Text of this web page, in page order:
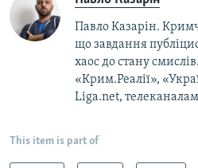
Павло Казарін.
що завдання
хаос до стану
«Крим.Реалії»,
Liga.net,
This item is part of